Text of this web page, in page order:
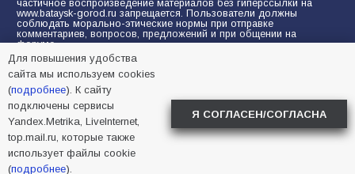
частичное воспроизведение материалов без гиперссылки на
www.bataysk-gorod.ru запрещается. Пользователи должны
соблюдать морально-этические нормы при отправке
комментариев, вопросов, предложений и при общении на
форуме.
Политика конфиденциальности и защиты информации
Согласие на обработку персональных данных с помощью
сервисов Yandex.Metrika, LiveInternet, top.mail.ru
© 2005-2026 БИА «ВПЕРЕД»
Для повышения удобства
сайта мы используем cookies
(подробнее). К сайту
подключены сервисы
Yandex.Metrika, LiveInternet,
top.mail.ru, которые также
использует файлы cookie
(подробнее).
Я СОГЛАСЕН/СОГЛАСНА